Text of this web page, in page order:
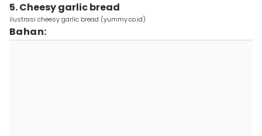
5. Cheesy garlic bread
ilustrasi cheesy garlic bread (yummy.co.id)
Bahan: